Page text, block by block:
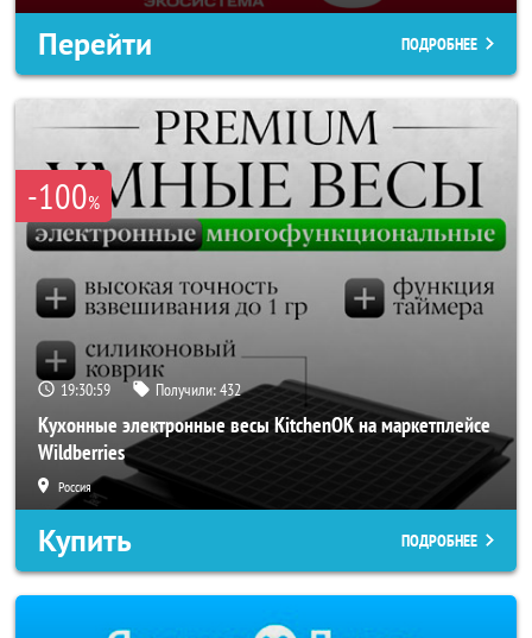
Перейти ПОДРОБНЕЕ
-100%
19:30:56 Получили:432
Кухонные электронные весы KitchenOK на маркетплейсе
Wildberries
Россия
Купить ПОДРОБНЕЕ